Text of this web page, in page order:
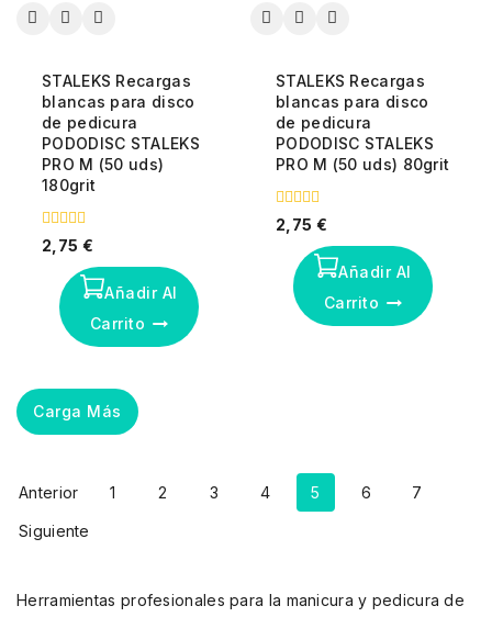
STALEKS Recargas
blancas para disco
de pedicura
PODODISC STALEKS
PRO M (50 uds)
180grit
0
fuera
2,75 €
Añadir Al
Carrito
STALEKS Recargas
blancas para disco
de pedicura
PODODISC STALEKS
PRO M (50 uds) 80grit
0
fuera
2,75 €
Añadir Al
Carrito
Carga Más
Anterior 1 2 3 4 5 6 7
Siguiente
Herramientas profesionales para la manicura y pedicura de